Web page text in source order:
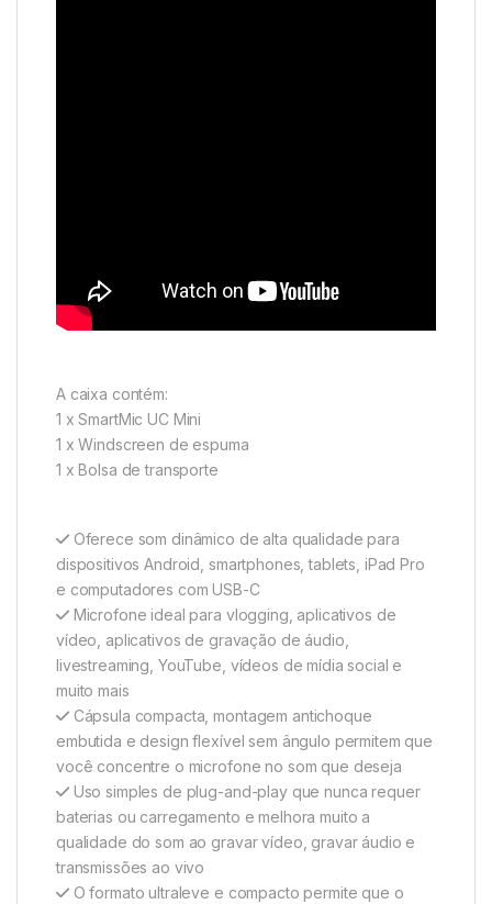
A caixa contém:
1 x SmartMic UC Mini
1 x Windscreen de espuma
1 x Bolsa de transporte
Oferece som dinâmico de alta qualidade para
dispositivos Android, smartphones, tablets, iPad Pro
e computadores com USB-C
Microfone ideal para vlogging, aplicativos de
vídeo, aplicativos de gravação de áudio,
livestreaming, YouTube, vídeos de mídia social e
muito mais
Cápsula compacta, montagem antichoque
embutida e design flexível sem ângulo permitem que
você concentre o microfone no som que deseja
Uso simples de plug-and-play que nunca requer
baterias ou carregamento e melhora muito a
qualidade do som ao gravar vídeo, gravar áudio e
transmissões ao vivo
O formato ultraleve e compacto permite que o